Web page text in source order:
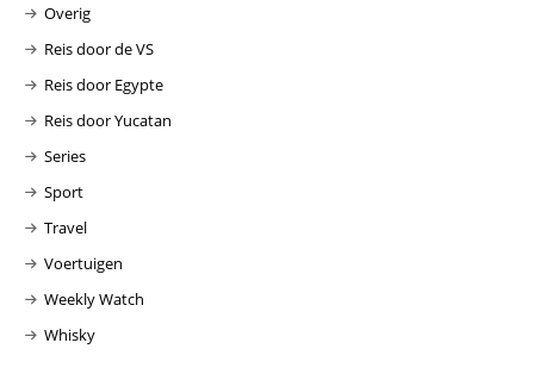
Overig
Reis door de VS
Reis door Egypte
Reis door Yucatan
Series
Sport
Travel
Voertuigen
Weekly Watch
Whisky